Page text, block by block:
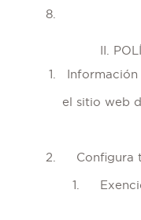
II.
Información
el sitio web
Configura